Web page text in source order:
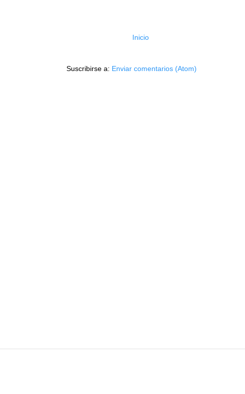
Inicio
Suscribirse a: Enviar comentarios (Atom)